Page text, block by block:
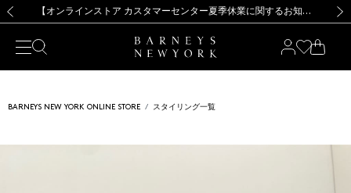
新規登録のお客様も対象！＜MY BARNEYS＞会員のお客様は11,000円（税込）以上のお買上げで常時送料無料！お買い物の際は会員登録を！
【夏季休業に伴う出荷一時停止のお知らせ】(2026.8.7) 【オンラインストア カスタマーセンター夏季休業に関するお知らせ】（2026.8.7）
【夏季休業に伴う返品・交換承り一時停止のお知らせ】（2026.8.5）
熊本県を中心とした地震の影響によるお荷物のお届けについて
【開催中】SUMMER SALEのご案内・ご注意事項 新規登録のお客様も対象！＜MY BARNEYS＞会員のお客様は11,000円（税込）以上のお買上げで常時送料無料！お買い物の際は会員登録を！
【夏季休業に伴う出荷一時停止のお知らせ】(2026.8.7)
BARNEYS NEW YORK ONLINE STORE スタイリング一覧